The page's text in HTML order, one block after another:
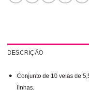
DESCRIÇÃO
Conjunto de 10 velas de
linhas.